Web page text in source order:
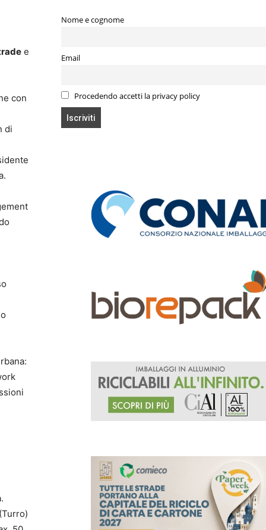
e
con
di
Nome e cognome
Email
Procedendo accetti la privacy policy